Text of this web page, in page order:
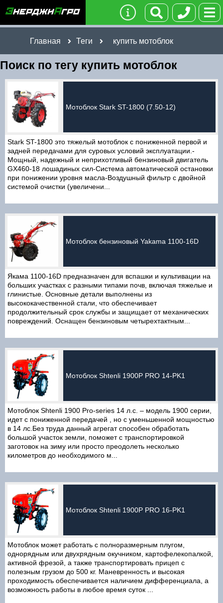
Главная Теги купить мотоблок
Поиск по тегу купить мотоблок
Мотоблок Stark ST-1800 (7.50-12)
Stark ST-1800 это тяжелый мотоблок с пониженной первой и
задней передачами для суровых условий эксплуатации.-
Мощный, надежный и неприхотливый бензиновый двигатель
GX460-18 лошадиных сил-Система автоматической остановки
при понижении уровня масла-Воздушный фильтр с двойной
системой очистки (увеличени...
Мотоблок бензиновый Yakama 1100-16D
Якама 1100-16D предназначен для вспашки и культивации на
больших участках с разными типами почв, включая тяжелые и
глинистые. Основные детали выполнены из
высококачественной стали, что обеспечивает
продолжительный срок службы и защищает от механических
повреждений. Оснащен бензиновым четырехтактным...
Мотоблок Shtenli 1900P PRO 14-PK1
Мотоблок Shtenli 1900 Pro-series 14 л.с. – модель 1900 серии,
идет с пониженной передачей , но с уменьшенной мощностью
в 14 лс.Без труда данный агрегат способен обработать
большой участок земли, поможет с транспортировкой
заготовок на зиму или просто преодолеть несколько
километров до необходимого м...
Мотоблок Shtenli 1900P PRO 16-PK1
Мотоблок может работать с полноразмерным плугом,
однорядным или двухрядным окучником, картофелекопалкой,
активной фрезой, а также транспортировать прицеп с
полезным грузом до 500 кг. Маневренность и высокая
проходимость обеспечивается наличием дифференциала, а
возможность работы в любое время суток ...